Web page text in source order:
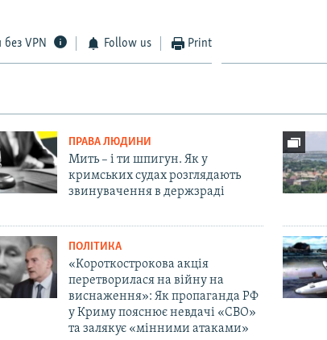
без VPN Follow us Print
ПРАВА ЛЮДИНИ
Мить – і ти шпигун. Як у
кримських судах розглядають
звинувачення в держзраді
ПОЛІТИКА
«Короткострокова акція
перетворилася на війну на
виснаження»: Як пропаганда РФ
у Криму пояснює невдачі «СВО»
та залякує «мінними атаками»